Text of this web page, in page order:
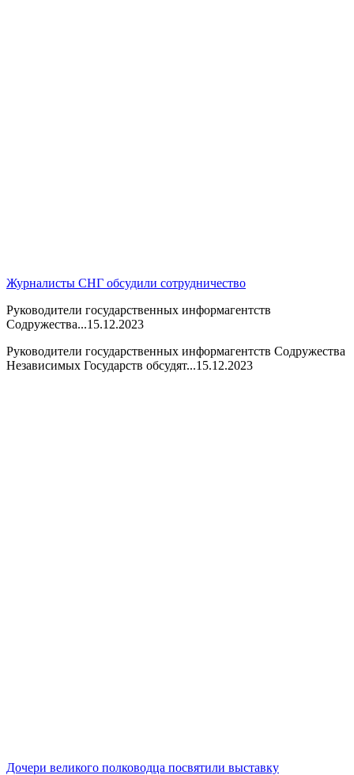
Журналисты СНГ обсудили сотрудничество
Руководители государственных информагентств
Содружества...15.12.2023
Руководители государственных информагентств Содружества
Независимых Государств обсудят...15.12.2023
Дочери великого полководца посвятили выставку